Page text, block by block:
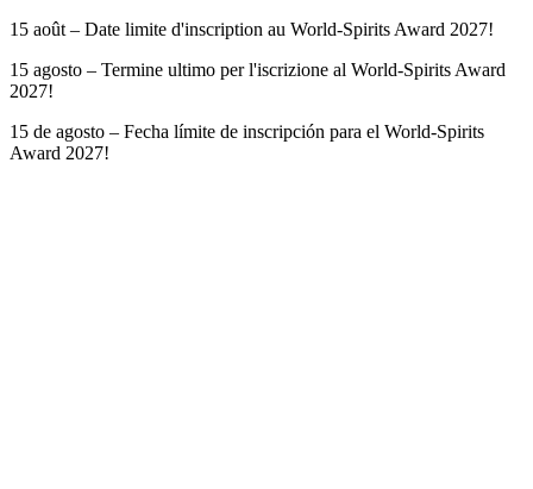
15 août – Date limite d'inscription au World-Spirits Award 2027!
15 agosto – Termine ultimo per l'iscrizione al World-Spirits Award
2027!
15 de agosto – Fecha límite de inscripción para el World-Spirits
Award 2027!